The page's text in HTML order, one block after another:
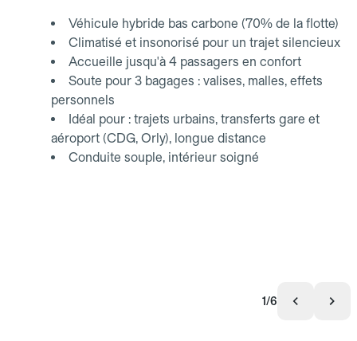
Véhicule hybride bas carbone (70% de la flotte)
Climatisé et insonorisé pour un trajet silencieux
Accueille jusqu'à 4 passagers en confort
Soute pour 3 bagages : valises, malles, effets
personnels
Idéal pour : trajets urbains, transferts gare et
aéroport (CDG, Orly), longue distance
Conduite souple, intérieur soigné
1/6